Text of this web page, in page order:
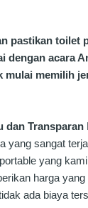
pastikan toilet
dengan acara
mulai memilih
dan Transparan
yang sangat
yang
harga
ada biaya